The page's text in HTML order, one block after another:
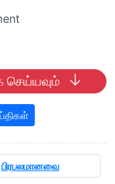
செய்யவும்
பிரபலமானவை